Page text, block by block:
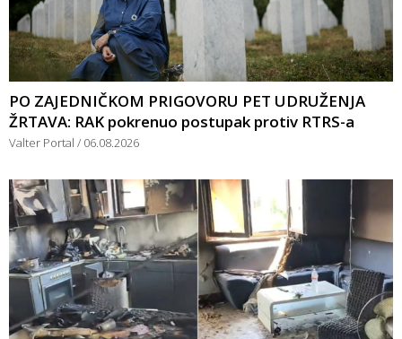
PO ZAJEDNIČKOM PRIGOVORU PET UDRUŽENJA
ŽRTAVA: RAK pokrenuo postupak protiv RTRS-a
Valter Portal 06.08.2026